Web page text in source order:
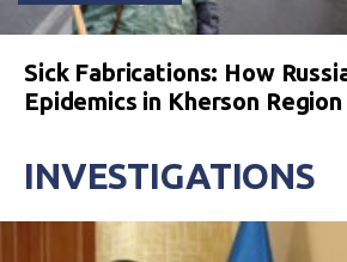
Sick Fabrications: How
Epidemics in Kherson Region
INVESTIGATIONS